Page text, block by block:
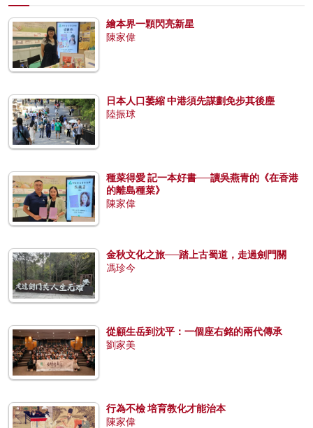
繪本界一顆閃亮新星
陳家偉
日本人口萎縮 中港須先謀劃免步其後塵
陸振球
種菜得愛 記一本好書──讀吳燕青的《在香港
的離島種菜》
陳家偉
金秋文化之旅──踏上古蜀道，走過劍門關
馮珍今
從顧生岳到沈平：一個座右銘的兩代傳承
劉家美
行為不檢 培育教化才能治本
陳家偉